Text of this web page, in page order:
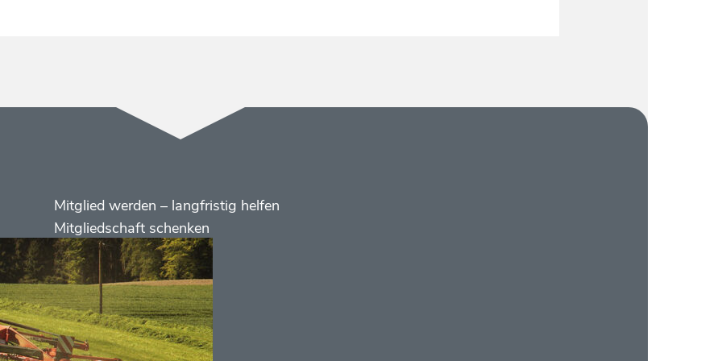
Menüs
Footer
2
Mitglied werden – langfristig helfen
Mitgliedschaft schenken
Kontakt
Social
Media